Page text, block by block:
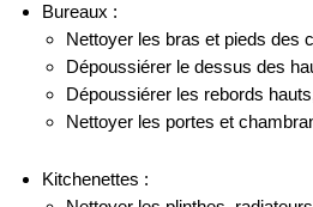
Bureaux :
Nettoyer les bras et pieds des
Dépoussiérer le dessus des
Dépoussiérer les rebords
Nettoyer les portes et
Kitchenettes :